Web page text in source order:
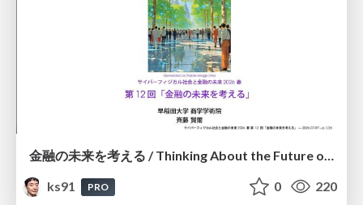
金融の未来を考える / Thinking About the Future of Finance
ks91
PRO 0 220